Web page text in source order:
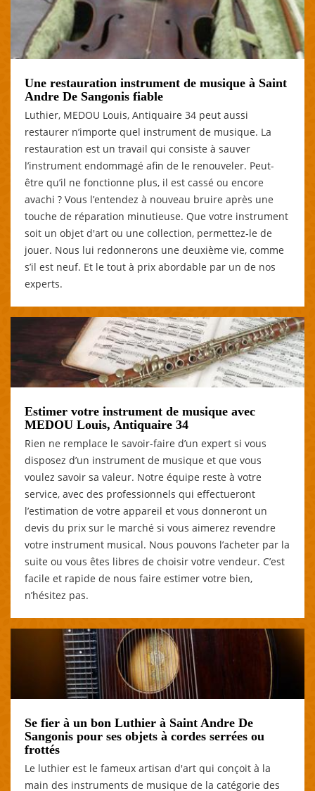
Une restauration instrument de musique à Saint
Andre De Sangonis fiable
Luthier, MEDOU Louis, Antiquaire 34 peut aussi
restaurer n’importe quel instrument de musique. La
restauration est un travail qui consiste à sauver
l’instrument endommagé afin de le renouveler. Peut-
être qu’il ne fonctionne plus, il est cassé ou encore
avachi ? Vous l’entendez à nouveau bruire après une
touche de réparation minutieuse. Que votre instrument
soit un objet d'art ou une collection, permettez-le de
jouer. Nous lui redonnerons une deuxième vie, comme
s’il est neuf. Et le tout à prix abordable par un de nos
experts.
Estimer votre instrument de musique avec
MEDOU Louis, Antiquaire 34
Rien ne remplace le savoir-faire d’un expert si vous
disposez d’un instrument de musique et que vous
voulez savoir sa valeur. Notre équipe reste à votre
service, avec des professionnels qui effectueront
l’estimation de votre appareil et vous donneront un
devis du prix sur le marché si vous aimerez revendre
votre instrument musical. Nous pouvons l’acheter par la
suite ou vous êtes libres de choisir votre vendeur. C’est
facile et rapide de nous faire estimer votre bien,
n’hésitez pas.
Se fier à un bon Luthier à Saint Andre De
Sangonis pour ses objets à cordes serrées ou
frottés
Le luthier est le fameux artisan d'art qui conçoit à la
main des instruments de musique de la catégorie des